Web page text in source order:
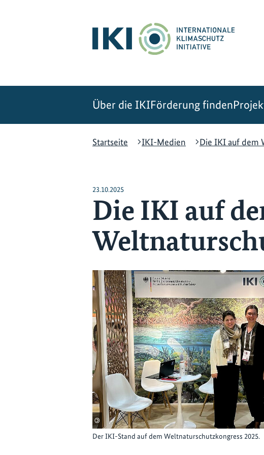
Über die IKIFörderung finden
Startseite
IKI-Medien Die IKI auf dem
23.10.2025
Die IKI auf
©
Der IKI-Stand auf dem Weltnaturschutzkongress 2025.